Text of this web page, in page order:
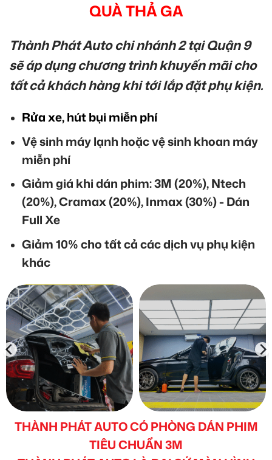
QUÀ THẢ GA
Thành Phát Auto chi nhánh 2 tại Quận 9
sẽ áp dụng chương trình khuyến mãi cho
tất cả khách hàng khi tới lắp đặt phụ kiện.
Rửa xe, hút bụi miễn phí
Vệ sinh máy lạnh hoặc vệ sinh khoan máy
miễn phí
Giảm giá khi dán phim: 3M (20%), Ntech
(20%), Cramax (20%), Inmax (30%) - Dán
Full Xe
Giảm 10% cho tất cả các dịch vụ phụ kiện
khác
THÀNH PHÁT AUTO CÓ PHÒNG DÁN PHIM
TIÊU CHUẨN 3M